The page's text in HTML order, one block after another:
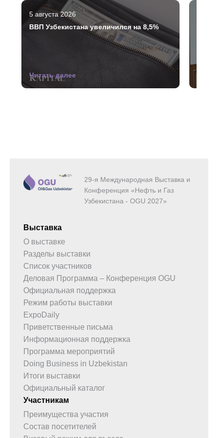
5 августа 2026
ВВП Узбекистана увеличился на 8,5%
Читать далее
29-я Международная Выставка и
Конференция «Нефть и Газ
Узбекистана - OGU 2027»
Выставка
О выставке
Разделы выставки
Список участников
Деловая Программа – Конференция OGU
Официальная поддержка
Режим работы выставки
ExpoDaily
Приветственные письма
Информационная поддержка
Программа мероприятий
Doing Business in Uzbekistan
Итоги выставки
Официальный каталог
Участникам
Преимущества участия
Состав посетителей